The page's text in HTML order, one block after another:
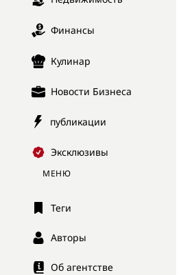
Финансы
Кулинар
Новости Бизнеса
публикации
Эксклюзивы
МЕНЮ
Теги
Авторы
Об агентстве